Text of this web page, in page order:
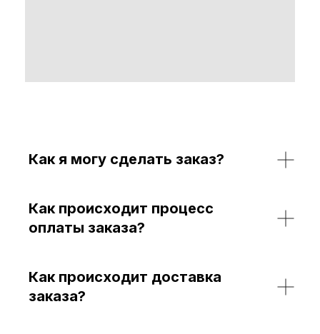
Как я могу сделать заказ?
Как происходит процесс
оплаты заказа?
Как происходит доставка
заказа?